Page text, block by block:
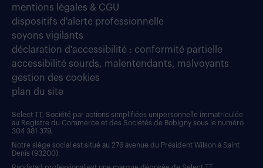
mentions légales & CGU
dispositifs d'alerte professionnelle
soyons vigilants
déclaration d'accessibilité : conformité partielle
accessibilité sourds, malentendants, malvoyants
gestion des cookies
plan du site
Select TT, Société par actions simplifiées unipersonnelle immatriculée
au Registre du Commerce et des Sociétés de Bobigny sous le numéro
304 381 379.
Notre siège social est situé au 276 avenue du Président Wilson à Saint
Denis (93200).